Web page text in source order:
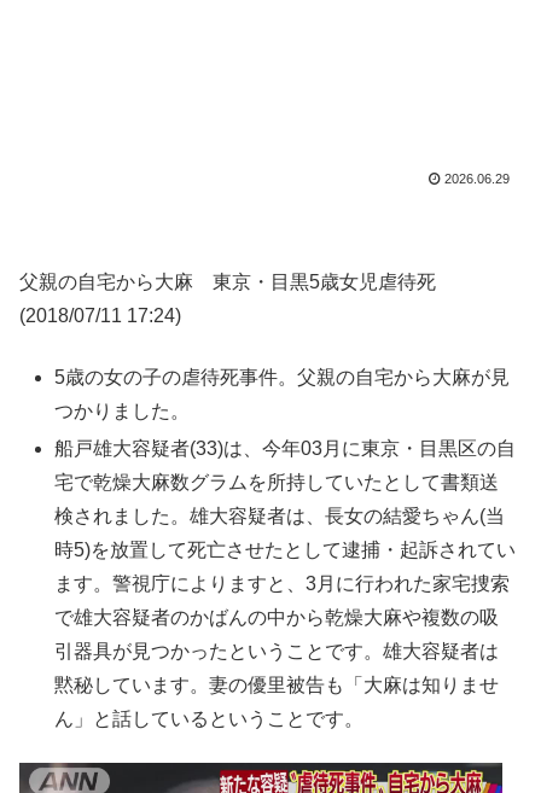
2026.06.29
父親の自宅から大麻 東京・目黒5歳女児虐待死
(2018/07/11 17:24)
5歳の女の子の虐待死事件。父親の自宅から大麻が見
つかりました。
船戸雄大容疑者(33)は、今年03月に東京・目黒区の自
宅で乾燥大麻数グラムを所持していたとして書類送
検されました。雄大容疑者は、長女の結愛ちゃん(当
時5)を放置して死亡させたとして逮捕・起訴されてい
ます。警視庁によりますと、3月に行われた家宅捜索
で雄大容疑者のかばんの中から乾燥大麻や複数の吸
引器具が見つかったということです。雄大容疑者は
黙秘しています。妻の優里被告も「大麻は知りませ
ん」と話しているということです。